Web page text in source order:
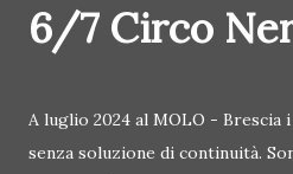
6/7 Circo
A luglio 2024 al MOLO - Brescia
senza soluzione di continuità.